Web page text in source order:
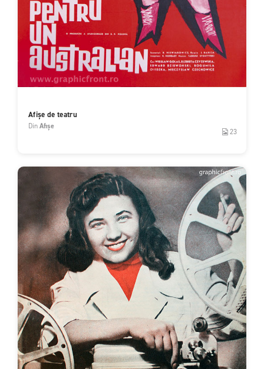
Afișe de teatru
DinAfișe
23